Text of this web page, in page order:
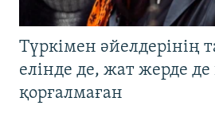
Түркімен әйелдерінің
елінде де, жат жерде
қорғалмаған